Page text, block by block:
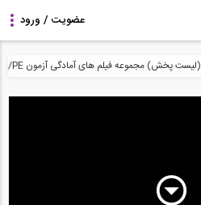
(لیست پخش) مجموعه فیلم های آمادگی آزمون FE/PE